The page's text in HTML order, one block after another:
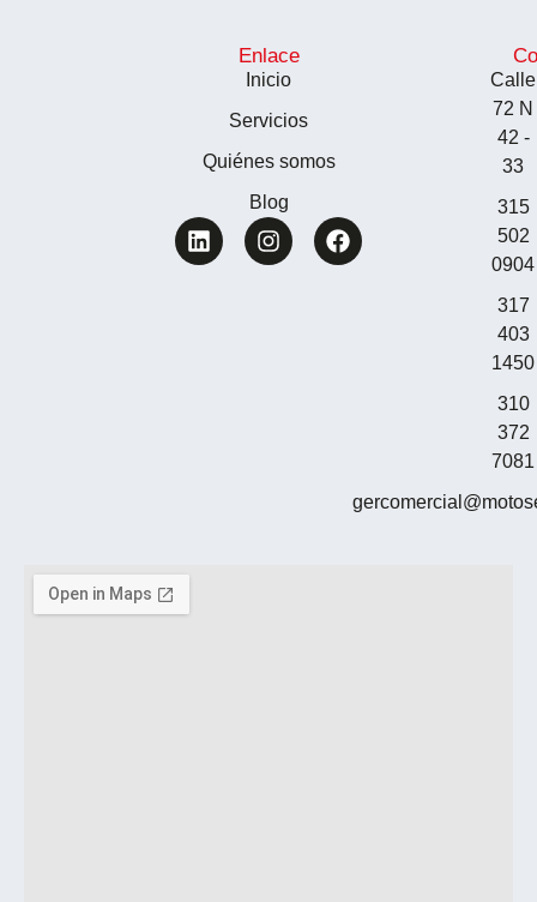
Enlace
Inicio
Servicios
Quiénes somos
Blog
Calle
72 N
42 -
33
315
502
0904
317
403
1450
310
372
7081